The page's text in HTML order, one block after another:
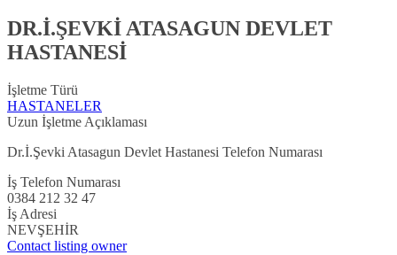
DR.İ.ŞEVKİ ATASAGUN DEVLET
HASTANESİ
İşletme Türü
HASTANELER
Uzun İşletme Açıklaması
Dr.İ.Şevki Atasagun Devlet Hastanesi Telefon Numarası
İş Telefon Numarası
0384 212 32 47
İş Adresi
NEVŞEHİR
Contact listing owner